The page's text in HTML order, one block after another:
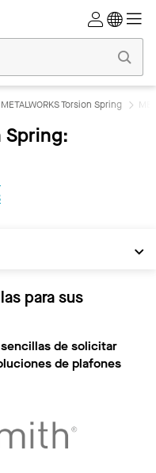
METALWORKS Torsion Spring
Spring:
para sus
de solicitar
de plafones